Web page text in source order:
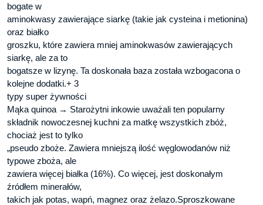
bogate w
aminokwasy zawierające siarkę (takie jak cysteina i metionina)
oraz białko
groszku, które zawiera mniej aminokwasów zawierających
siarkę, ale za to
bogatsze w lizynę. Ta doskonała baza została wzbogacona o
kolejne dodatki.+ 3
typy super żywności
Mąka quinoa → Starożytni inkowie uważali ten popularny
składnik nowoczesnej kuchni za matkę wszystkich zbóż,
chociaż jest to tylko
„pseudo zboże. Zawiera mniejszą ilość węglowodanów niż
typowe zboża, ale
zawiera więcej białka (16%). Co więcej, jest doskonałym
źródłem minerałów,
takich jak potas, wapń, magnez oraz żelazo.Sproszkowane